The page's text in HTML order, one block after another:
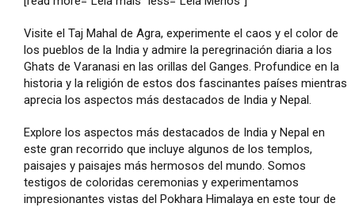
Visite el Taj Mahal de Agra, experimente el caos y el color de
los pueblos de la India y admire la peregrinación diaria a los
Ghats de Varanasi en las orillas del Ganges. Profundice en la
historia y la religión de estos dos fascinantes países mientras
aprecia los aspectos más destacados de India y Nepal.
Explore los aspectos más destacados de India y Nepal en
este gran recorrido que incluye algunos de los templos,
paisajes y paisajes más hermosos del mundo. Somos
testigos de coloridas ceremonias y experimentamos
impresionantes vistas del Pokhara Himalaya en este tour de